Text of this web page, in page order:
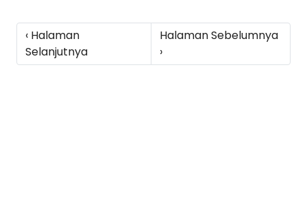
‹ Halaman
Selanjutnya
Halaman Sebelumnya
›